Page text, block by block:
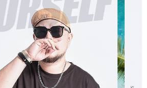
，請瀏覽以下網址：
徵得法定代理人或監護人之同意方可使用
經同意申辦者引起之損失，本公司不負相關責
」時，將依據個別帳號之用戶狀況，依本公司即
；若仍有額度不足之情形，本公司將視審查結果
或使用他人資訊註冊。若發現惡意使用之情形，
權停止該用戶之使用額度並採取法律行動。